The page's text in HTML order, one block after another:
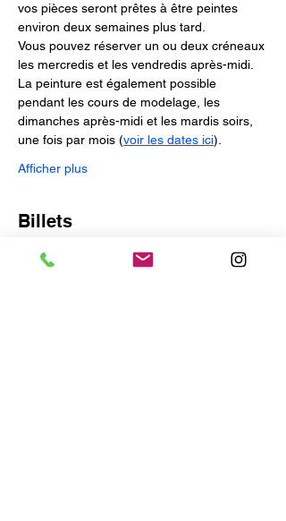
vos pièces seront prêtes à être peintes
environ deux semaines plus tard.
Vous pouvez réserver un ou deux créneaux
les mercredis et les vendredis après-midi.
La peinture est également possible
pendant les cours de modelage, les
dimanches après-midi et les mardis soirs,
une fois par mois (voir les dates ici).
Afficher plus
Billets